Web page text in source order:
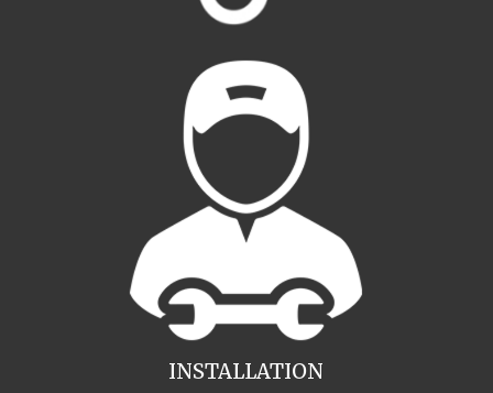
INSTALLATION